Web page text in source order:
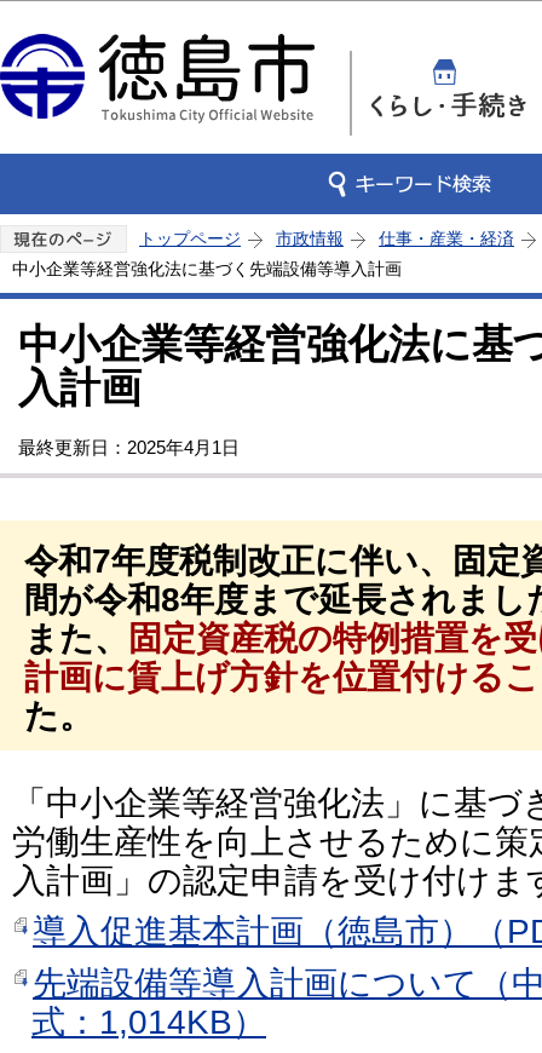
トップページ 市政情報
仕事・産業・経済
中小企業等経営強化法に基づく先端設備等導入計画
中小企業等経営強化法に基
入計画
最終更新日：2025年4月1日
令和7年度税制改正に伴い、固定
間が令和8年度まで延長されまし
また、
固定資産税の特例措置を
計画に賃上げ方針を位置付ける
た。
「中小企業等経営強化法」に基
労働生産性を向上させるために
入計画」の認定申請を受け付けま
導入促進基本計画（徳島市）（
先端設備等導入計画について（
式：1,014KB）